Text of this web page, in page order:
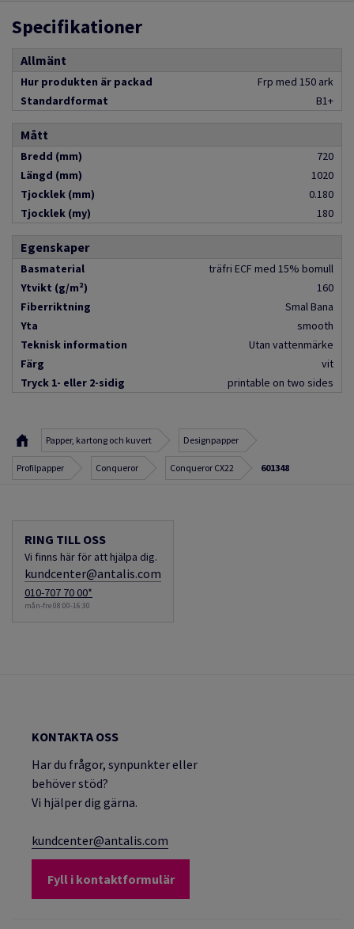
Specifikationer
Allmänt
Hur produkten är packad
Frp med 150 ark
Standardformat
B1+
Mått
Bredd (mm)
720
Längd (mm)
1020
Tjocklek (mm)
0.180
Tjocklek (my)
180
Egenskaper
Basmaterial
träfri ECF med 15% bomull
Ytvikt (g/m²)
160
Fiberriktning
Smal Bana
Yta
smooth
Teknisk information
Utan vattenmärke
Färg
vit
Tryck 1- eller 2-sidig
printable on two sides
Papper, kartong och kuvert Designpapper
Profilpapper Conqueror Conqueror CX22 601348
RING TILL OSS
Vi finns här för att hjälpa dig.
kundcenter@antalis.com
010-707 70 00*
mån-fre 08:00-16:30
KONTAKTA OSS
Har du frågor, synpunkter eller
behöver stöd?
Vi hjälper dig gärna.
kundcenter@antalis.com
Fyll i kontaktformulär